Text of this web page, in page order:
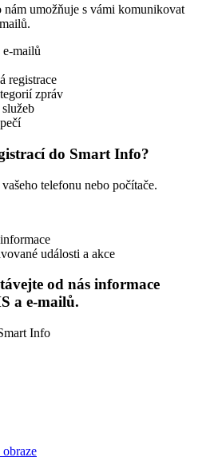
umožňuje s vámi komunikovat
mailů
registrace
zpráv
do Smart Info?
telefonu nebo počítače.
události a akce
od nás informace
a e-mailů.
Info